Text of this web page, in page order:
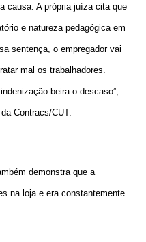
causa. A própria juíza cita que
e natureza pedagógica em
sentença, o empregador vai
mal os trabalhadores.
beira o descaso”,
Contracs/CUT.
demonstra que a
na loja e era constantemente